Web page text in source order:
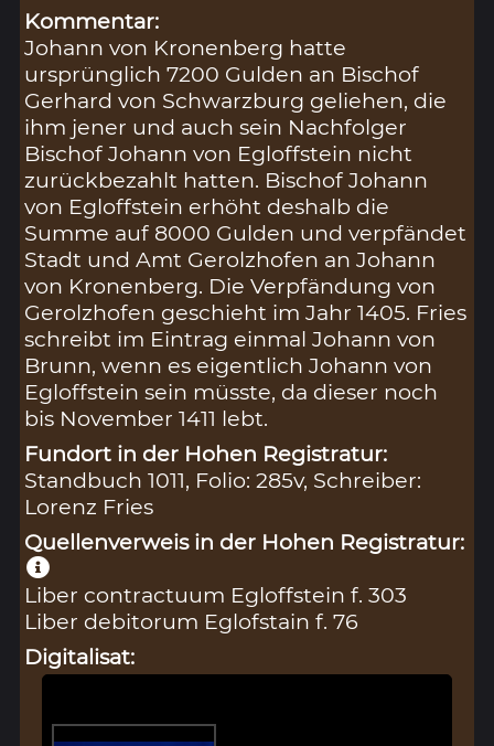
Kommentar:
Johann von Kronenberg hatte
ursprünglich 7200 Gulden an Bischof
Gerhard von Schwarzburg geliehen, die
ihm jener und auch sein Nachfolger
Bischof Johann von Egloffstein nicht
zurückbezahlt hatten. Bischof Johann
von Egloffstein erhöht deshalb die
Summe auf 8000 Gulden und verpfändet
Stadt und Amt Gerolzhofen an Johann
von Kronenberg. Die Verpfändung von
Gerolzhofen geschieht im Jahr 1405. Fries
schreibt im Eintrag einmal Johann von
Brunn, wenn es eigentlich Johann von
Egloffstein sein müsste, da dieser noch
bis November 1411 lebt.
Fundort in der Hohen Registratur:
Standbuch 1011, Folio: 285v, Schreiber:
Lorenz Fries
Quellenverweis in der Hohen Registratur:
Liber contractuum Egloffstein f. 303
Liber debitorum Eglofstain f. 76
Digitalisat: